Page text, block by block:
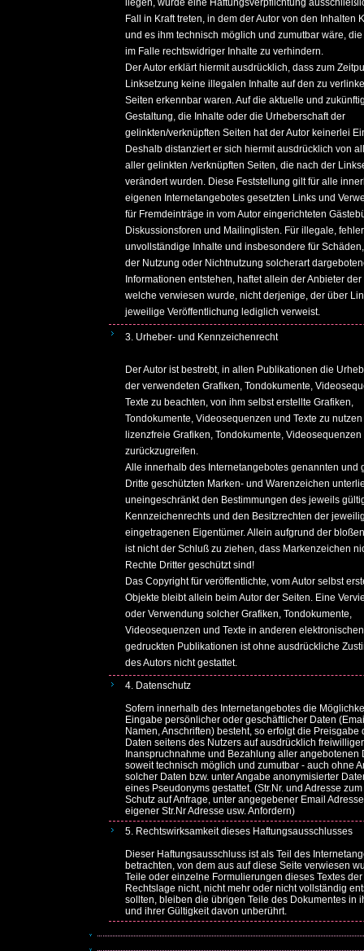
liegen, würde eine Haftungsverpflichtung
Fall in Kraft treten, in dem der Autor von den Inhalten
und es ihm technisch möglich und zumutbar wäre,
im Falle rechtswidriger Inhalte zu verhindern.
Der Autor erklärt hiermit ausdrücklich, dass zum
Linksetzung keine illegalen Inhalte auf den zu
Seiten erkennbar waren. Auf die aktuelle und
Gestaltung, die Inhalte oder die Urheberschaft der
gelinkten/verknüpften Seiten hat der Autor keinerlei
Deshalb distanziert er sich hiermit ausdrücklich von
aller gelinkten /verknüpften Seiten, die nach der
verändert wurden. Diese Feststellung gilt für alle
eigenen Internetangebotes gesetzten Links und
für Fremdeinträge in vom Autor eingerichteten
Diskussionsforen und Mailinglisten. Für illegale,
unvollständige Inhalte und insbesondere für
der Nutzung oder Nichtnutzung solcherart
Informationen entstehen, haftet allein der Anbieter der
welche verwiesen wurde, nicht derjenige, der über
jeweilige Veröffentlichung lediglich verweist.
3. Urheber- und Kennzeichenrecht
Der Autor ist bestrebt, in allen Publikationen die
der verwendeten Grafiken, Tondokumente,
Texte zu beachten, von ihm selbst erstellte Grafiken,
Tondokumente, Videosequenzen und Texte zu
lizenzfreie Grafiken, Tondokumente, Videosequenzen
zurückzugreifen.
Alle innerhalb des Internetangebotes genannten und
Dritte geschützten Marken- und Warenzeichen
uneingeschränkt den Bestimmungen des jeweils
Kennzeichenrechts und den Besitzrechten der
eingetragenen Eigentümer. Allein aufgrund der
ist nicht der Schluß zu ziehen, dass Markenzeichen
Rechte Dritter geschützt sind!
Das Copyright für veröffentlichte, vom Autor selbst
Objekte bleibt allein beim Autor der Seiten. Eine
oder Verwendung solcher Grafiken, Tondokumente,
Videosequenzen und Texte in anderen
gedruckten Publikationen ist ohne ausdrückliche
des Autors nicht gestattet.
4. Datenschutz
Sofern innerhalb des Internetangebotes die
Eingabe persönlicher oder geschäftlicher Daten
Namen, Anschriften) besteht, so erfolgt die Preisgabe
Daten seitens des Nutzers auf ausdrücklich
Inanspruchnahme und Bezahlung aller angebotenen
soweit technisch möglich und zumutbar - auch ohne
solcher Daten bzw. unter Angabe anonymisierter
eines Pseudonyms gestattet. (Str.Nr. und Adresse
Schutz auf Anfrage, unter angegebener Email
eigener Str.Nr Adresse usw. Anfordern)
5. Rechtswirksamkeit dieses Haftungsausschlusses
Dieser Haftungsausschluss ist als Teil des
betrachten, von dem aus auf diese Seite verwiesen
Teile oder einzelne Formulierungen dieses Textes
Rechtslage nicht, nicht mehr oder nicht vollständig
sollten, bleiben die übrigen Teile des Dokumentes in
und ihrer Gültigkeit davon unberührt.